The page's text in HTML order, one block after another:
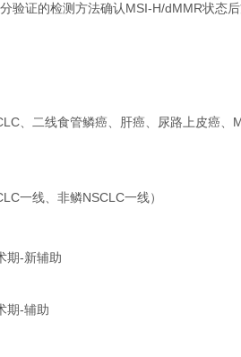
验证的检测方法确认MSI-H/dMMR状态后
、二线食管鳞癌、肝癌、尿路上皮癌、
一线、非鳞NSCLC一线）
期-新辅助
期-辅助